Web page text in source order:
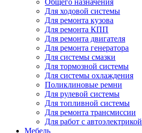
Общего назначения
Для ходовой системы
Для ремонта кузова
Для ремонта КПП
Для ремонта двигателя
Для ремонта генератора
Для системы смазки
Для тормозной системы
Для системы охлаждения
Поликлиновые ремни
Для рулевой системы
Для топливной системы
Для ремонта трансмиссии
Для работ с автоэлектрикой
Мебель